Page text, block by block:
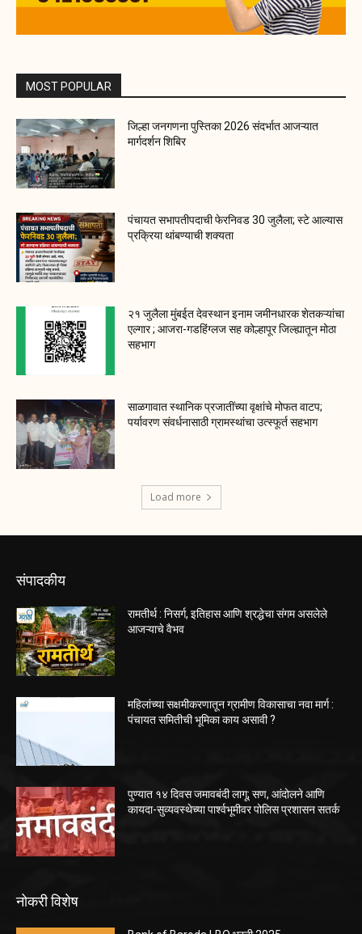
MOST POPULAR
जिल्हा जनगणना पुस्तिका 2026 संदर्भात आजऱ्यात
मार्गदर्शन शिबिर
पंचायत सभापतीपदाची फेरनिवड 30 जुलैला; स्टे आल्यास
प्रक्रिया थांबण्याची शक्यता
२१ जुलैला मुंबईत देवस्थान इनाम जमीनधारक शेतकऱ्यांचा
एल्गार ; आजरा-गडहिंग्लज सह कोल्हापूर जिल्ह्यातून मोठा
सहभाग
साळगावात स्थानिक प्रजातींच्या वृक्षांचे मोफत वाटप;
पर्यावरण संवर्धनासाठी ग्रामस्थांचा उत्स्फूर्त सहभाग
Load more
संपादकीय
रामतीर्थ : निसर्ग, इतिहास आणि श्रद्धेचा संगम असलेले
आजऱ्याचे वैभव
महिलांच्या सक्षमीकरणातून ग्रामीण विकासाचा नवा मार्ग :
पंचायत समितीची भूमिका काय असावी ?
पुण्यात १४ दिवस जमावबंदी लागू; सण, आंदोलने आणि
कायदा-सुव्यवस्थेच्या पार्श्वभूमीवर पोलिस प्रशासन सतर्क
नोकरी विशेष